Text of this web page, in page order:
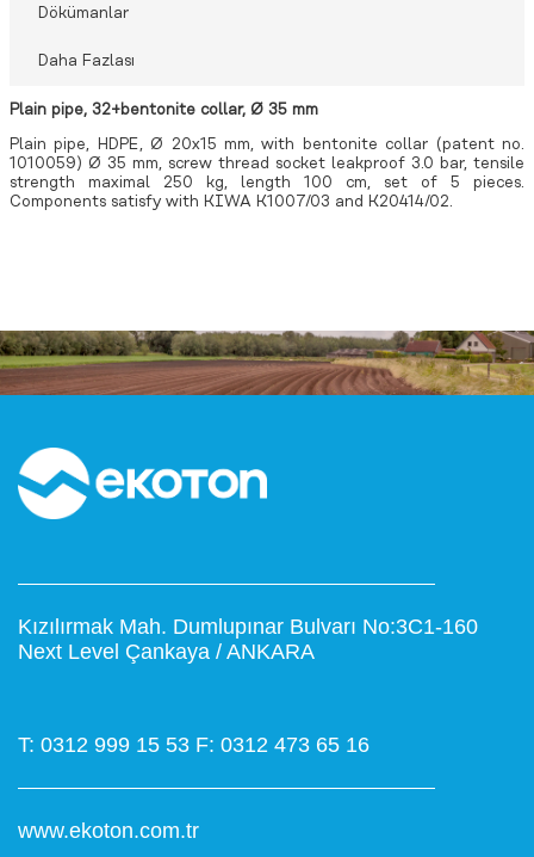
Dökümanlar
Daha Fazlası
Plain pipe, 32+bentonite collar, Ø 35 mm
Plain pipe, HDPE, Ø 20x15 mm, with bentonite collar (patent no.
1010059) Ø 35 mm, screw thread socket leakproof 3.0 bar, tensile
strength maximal 250 kg, length 100 cm, set of 5 pieces.
Components satisfy with KIWA K1007/03 and K20414/02.
Kızılırmak Mah. Dumlupınar Bulvarı No:3C1-160
Next Level Çankaya / ANKARA
T: 0312 999 15 53 F: 0312 473 65 16
www.ekoton.com.tr